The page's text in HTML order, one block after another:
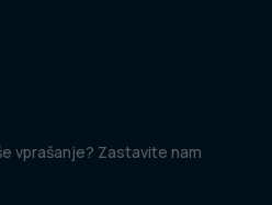
vprašanje? Zastavite nam